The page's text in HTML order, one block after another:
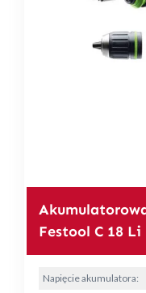
Festool C 18 Li
Napięcie akumulatora: